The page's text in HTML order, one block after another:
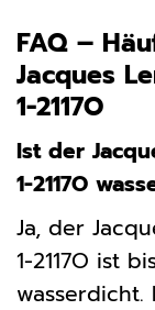
FAQ –
Jacques
1-2117O
Ist der
1-2117O
Ja, der
1-2117O ist